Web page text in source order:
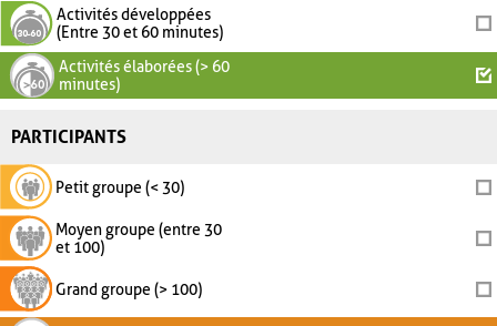
Activités développées
(Entre 30 et 60 minutes)
Activités élaborées (> 60
minutes)
PARTICIPANTS
Petit groupe (< 30)
Moyen groupe (entre 30
et 100)
Grand groupe (> 100)